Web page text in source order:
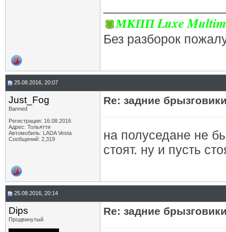
МКПП Luxe
Без разборок
25.08.2016, 20:07
Just_Fog
Banned
Регистрация: 16.08.2016
Адрес: Тольятти
Автомобиль: LADA Vesta
Сообщений: 2,319
Re: задние
на полуседане не
стоят. ну и пусть
25.08.2016, 20:14
Dips
Продвинутый
Re: задние